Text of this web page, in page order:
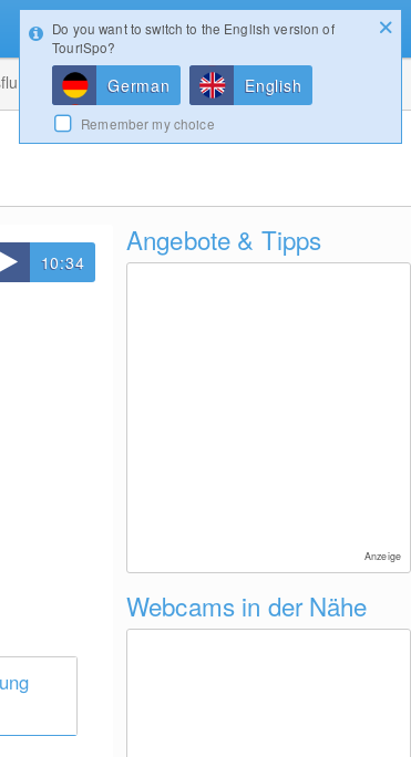
Magazin
10:34
Angebote & Tipps
Anzeige
Webcams in der Nähe
Login
Do you want to switch to the English version of
TouriSpo?
German English
Remember my choice
Konfigurator Gewinnspiele